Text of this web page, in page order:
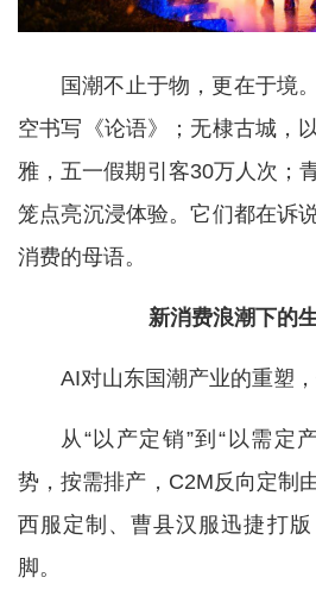
国潮不止于物，更在于境
空书写《论语》；无棣古城，
雅，五一假期引客30万人次；
笼点亮沉浸体验。它们都在诉
消费的母语。
新消费浪潮下的
AI对山东国潮产业的重塑
从“以产定销”到“以需定
势，按需排产，C2M反向定制
西服定制、曹县汉服迅捷打
脚。